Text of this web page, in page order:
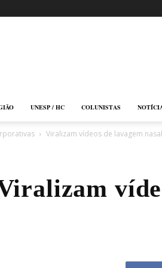
UNESP / HC COLUNISTAS
Viralizam vídeos de lavagem